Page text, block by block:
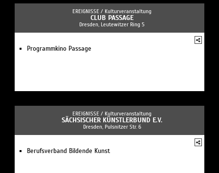
EREIGNISSE / Kulturveranstaltung
CLUB PASSAGE
Dresden, Leutewitzer Ring 5
Programmkino Passage
EREIGNISSE / Kulturveranstaltung
SÄCHSISCHER KÜNSTLERBUND E.V.
Dresden, Pulsnitzer Str. 6
Berufsverband Bildende Kunst